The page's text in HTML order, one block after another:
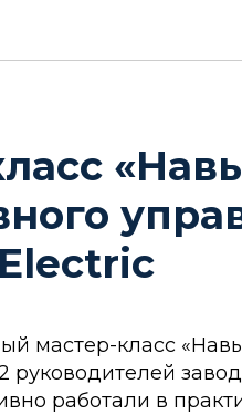
мастер-класс
руководителей
работали в